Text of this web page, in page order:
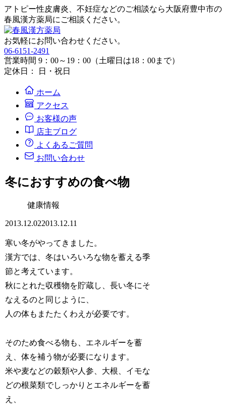
アトピー性皮膚炎、不妊症などのご相談なら大阪府豊中市の
春風漢方薬局にご相談ください。
お気軽にお問い合わせください。
06-6151-2491
営業時間 9：00～19：00（土曜日は18：00まで）
定休日： 日・祝日
ホーム
アクセス
お客様の声
店主ブログ
よくあるご質問
お問い合わせ
冬におすすめの食べ物
健康情報
2013.12.022013.12.11
寒い冬がやってきました。
漢方では、冬はいろいろな物を蓄える季
節と考えています。
秋にとれた収穫物を貯蔵し、長い冬にそ
なえるのと同じように、
人の体もまたたくわえが必要です。
そのため食べる物も、エネルギーを蓄
え、体を補う物が必要になります。
米や麦などの穀類や人参、大根、イモな
どの根菜類でしっかりとエネルギーを蓄
え、